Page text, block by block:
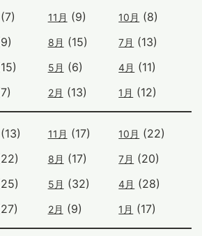
(7) 11月 (9) 10月 (8)
8月 (15) 7月 (13)
5月 (6) 4月 (11)
2月 (13) 1月 (12)
(13) 11月 (17) 10月 (22)
8月 (17) 7月 (20)
5月 (32) 4月 (28)
2月 (9) 1月 (17)